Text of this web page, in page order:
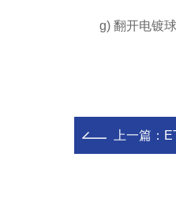
g) 翻开电镀球
上一篇：